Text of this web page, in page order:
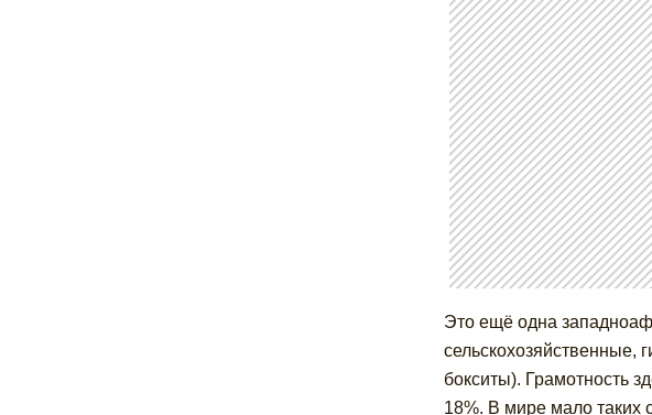
Это ещё одна
сельскохозяйственные,
бокситы). Грамотность
18%. В мире мало таких